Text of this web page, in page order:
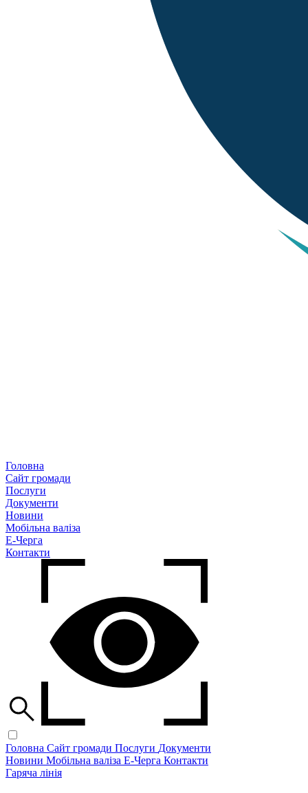
Головна
Сайт громади
Послуги
Документи
Новини
Мобільна валіза
Е-Черга
Контакти
Головна Сайт громади Послуги Документи
Новини Мобільна валіза Е-Черга Контакти
Гаряча лінія